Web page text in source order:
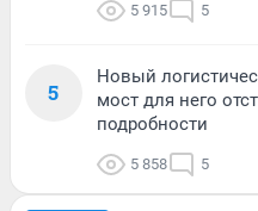
5 915 5
5
Новый
мост для него
подробности
5 858 5